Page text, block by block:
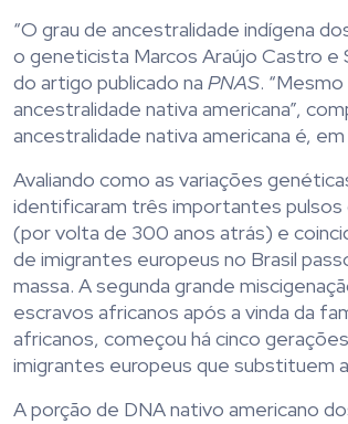
“O grau de ancestralidade indígena
o geneticista Marcos Araújo Castro e
do artigo publicado na PNAS.
ancestralidade nativa americana”,
ancestralidade nativa americana é,
Avaliando como as variações
identificaram três importantes pulsos
(por volta de 300 anos atrás) e
de imigrantes europeus no Brasil
massa. A segunda grande
escravos africanos após a vinda da
africanos, começou há cinco
imigrantes europeus que substituem
A porção de DNA nativo americano